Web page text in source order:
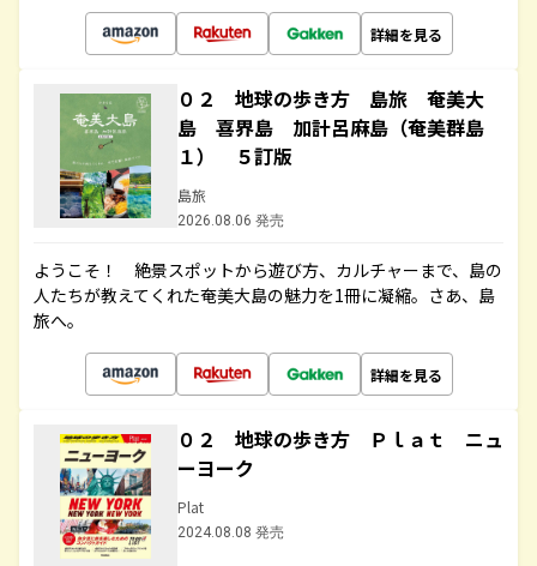
詳細を見る
０２ 地球の歩き方 島旅 奄美大
島 喜界島 加計呂麻島（奄美群島
１） ５訂版
島旅
2026.08.06 発売
ようこそ！ 絶景スポットから遊び方、カルチャーまで、島の
人たちが教えてくれた奄美大島の魅力を1冊に凝縮。さあ、島
旅へ。
詳細を見る
０２ 地球の歩き方 Ｐｌａｔ ニュ
ーヨーク
Plat
2024.08.08 発売